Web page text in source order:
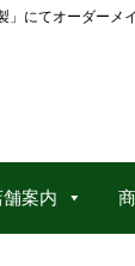
にてオーダーメ
舗案内